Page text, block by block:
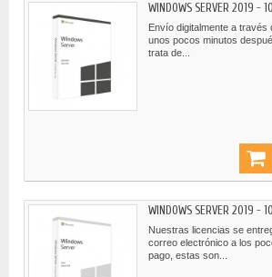
WINDOWS SERVER 2019 -
Envío digitalmente a
unos pocos minutos
trata de...
WINDOWS SERVER 2019 -
Nuestras licencias se
correo electrónico a los
pago, estas son...